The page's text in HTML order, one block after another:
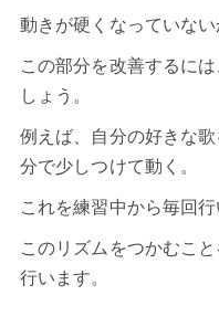
動きが硬くなっていない
この部分を改善するに
しょう。
例えば、自分の好きな
分で少しつけて動く。
これを練習中から毎回行
このリズムをつかむこ
行います。